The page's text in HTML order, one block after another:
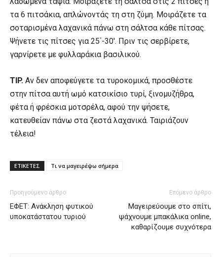
τα 6 πιτσάκια, απλώνοντάς τη στη ζύμη. Μοιράζετε τα
σοταρισμένα λαχανικά πάνω στη σάλτσα κάθε πίτσας.
Ψήνετε τις πίτσες για 25΄-30′. Πριν τις σερβίρετε,
γαρνίρετε με φυλλαράκια βασιλικού.
TIP. Αν δεν αποφεύγετε τα τυροκομικά, προσθέστε
στην πίτσα αυτή ωμό κατσικίσιο τυρί, ξινομυζήθρα,
φέτα ή φρέσκια μοτσρέλα, αφού την ψήσετε,
κατευθείαν πάνω στα ζεστά λαχανικά. Ταιριάζουν
τέλεια!
ΕΤΙΚΕΤΕΣ Τι να μαγειρέψω σήμερα
Προηγούμενο άρθρο
ΕΦΕΤ: Ανάκληση φυτικού
υποκατάστατου τυριού
Επόμενο άρθρο
Μαγειρεύουμε στο σπίτι,
ψάχνουμε μπακάλικα online,
καθαρίζουμε συχνότερα